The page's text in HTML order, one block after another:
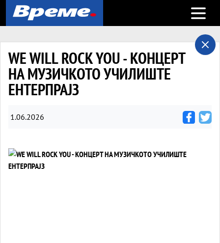
Open
WE WILL ROCK YOU - КОНЦЕРТ
НА МУЗИЧКОТО УЧИЛИШТЕ
ЕНТЕРПРАЈЗ
1.06.2026